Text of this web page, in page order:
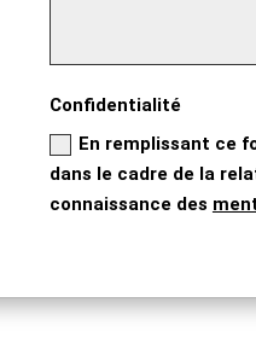
Confidentialité
En remplissant ce
dans le cadre de la
connaissance des